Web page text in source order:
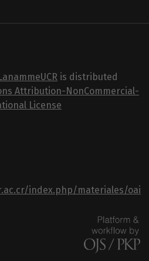
LanammeUCR is distributed
Attribution-NonCommercial-
License
index.php/materiales/oai